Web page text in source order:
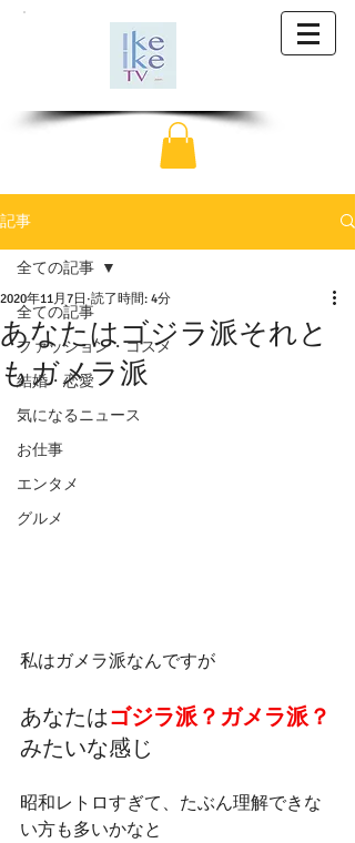
記事
全ての記事
ファッション・コスメ
結婚・恋愛
気になるニュース
お仕事
エンタメ
グルメ
全ての記事
あなたはゴジラ派それと
もガメラ派
2020年11月7日 読了時間: 4分
私はガメラ派なんですが
あなたはゴジラ派？ガメラ派？
みたいな感じ
昭和レトロすぎて、たぶん理解できな
い方も多いかなと